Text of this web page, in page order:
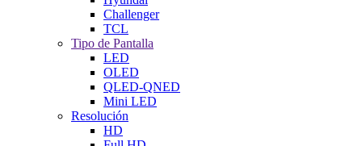
Challenger
TCL
Tipo de Pantalla
LED
OLED
QLED-QNED
Mini LED
Resolución
HD